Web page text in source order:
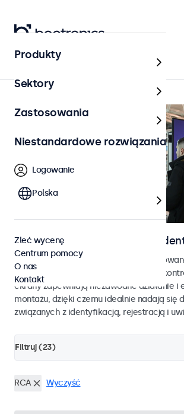
Strona główna
Ekrany do kontroli dostępu i
Monitory i ekrany dotykowe
pracy i płynnej integracji z systemami
ekrany zapewniają niezawodne działanie i
montażu, dzięki czemu idealnie nadają się
związanych z identyfikacją, rejestracją i
Filtruj (23)
RCA Wyczyść
Produkty
Sektory
Zastosowania
Niestandardowe rozwiązania
Logowanie
Polska
Zleć wycenę
Centrum pomocy
O nas
Kontakt